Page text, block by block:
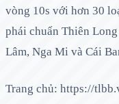
vòng 10s với hơn 30
phái chuẩn Thiên
Lâm, Nga Mi và Cái
Trang chủ: https://